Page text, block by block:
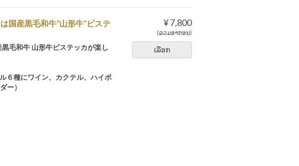
¥ 7,800
(ລວມອາກອນ)
ເລືອກ
国産黒毛和牛”山形牛”ビステ
毛和牛 山形牛ビステッカが楽し
６種にワイン、カクテル、ハイボ
ー）